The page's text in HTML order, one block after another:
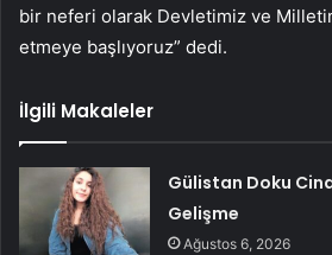
bir neferi olarak Devletimiz ve
etmeye başlıyoruz” dedi.
İlgili Makaleler
Gülistan Doku
Gelişme
Ağustos 6, 2026